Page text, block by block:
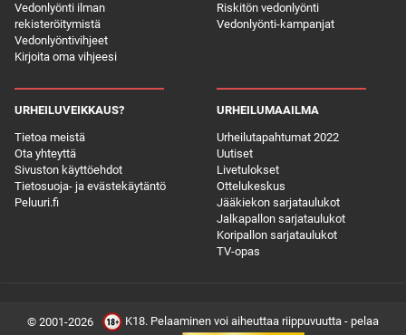
Vedonlyönti ilman
rekisteröitymistä
Vedonlyöntivihjeet
Kirjoita oma vihjeesi
Riskitön vedonlyönti
Vedonlyönti-kampanjat
URHEILUVEIKKAUS?
Tietoa meistä
Ota yhteyttä
Sivuston käyttöehdot
Tietosuoja- ja evästekäytäntö
Peluuri.fi
URHEILUMAAILMA
Urheilutapahtumat 2022
Uutiset
Livetulokset
Ottelukeskus
Jääkiekon sarjataulukot
Jalkapallon sarjataulukot
Koripallon sarjataulukot
TV-opas
© 2001-2026 K18. Pelaaminen voi aiheuttaa riippuvuutta - pelaa